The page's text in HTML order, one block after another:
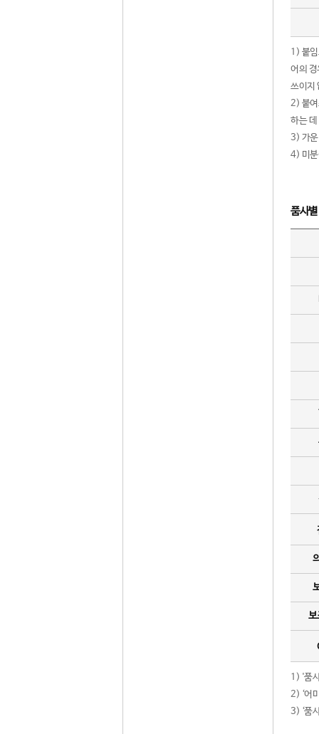
1) 붙
어의
쓰이지
2) 붙여
하는
3) 가운
4) 미분
품사
보
1) '품
2) ‘어
3) ‘품